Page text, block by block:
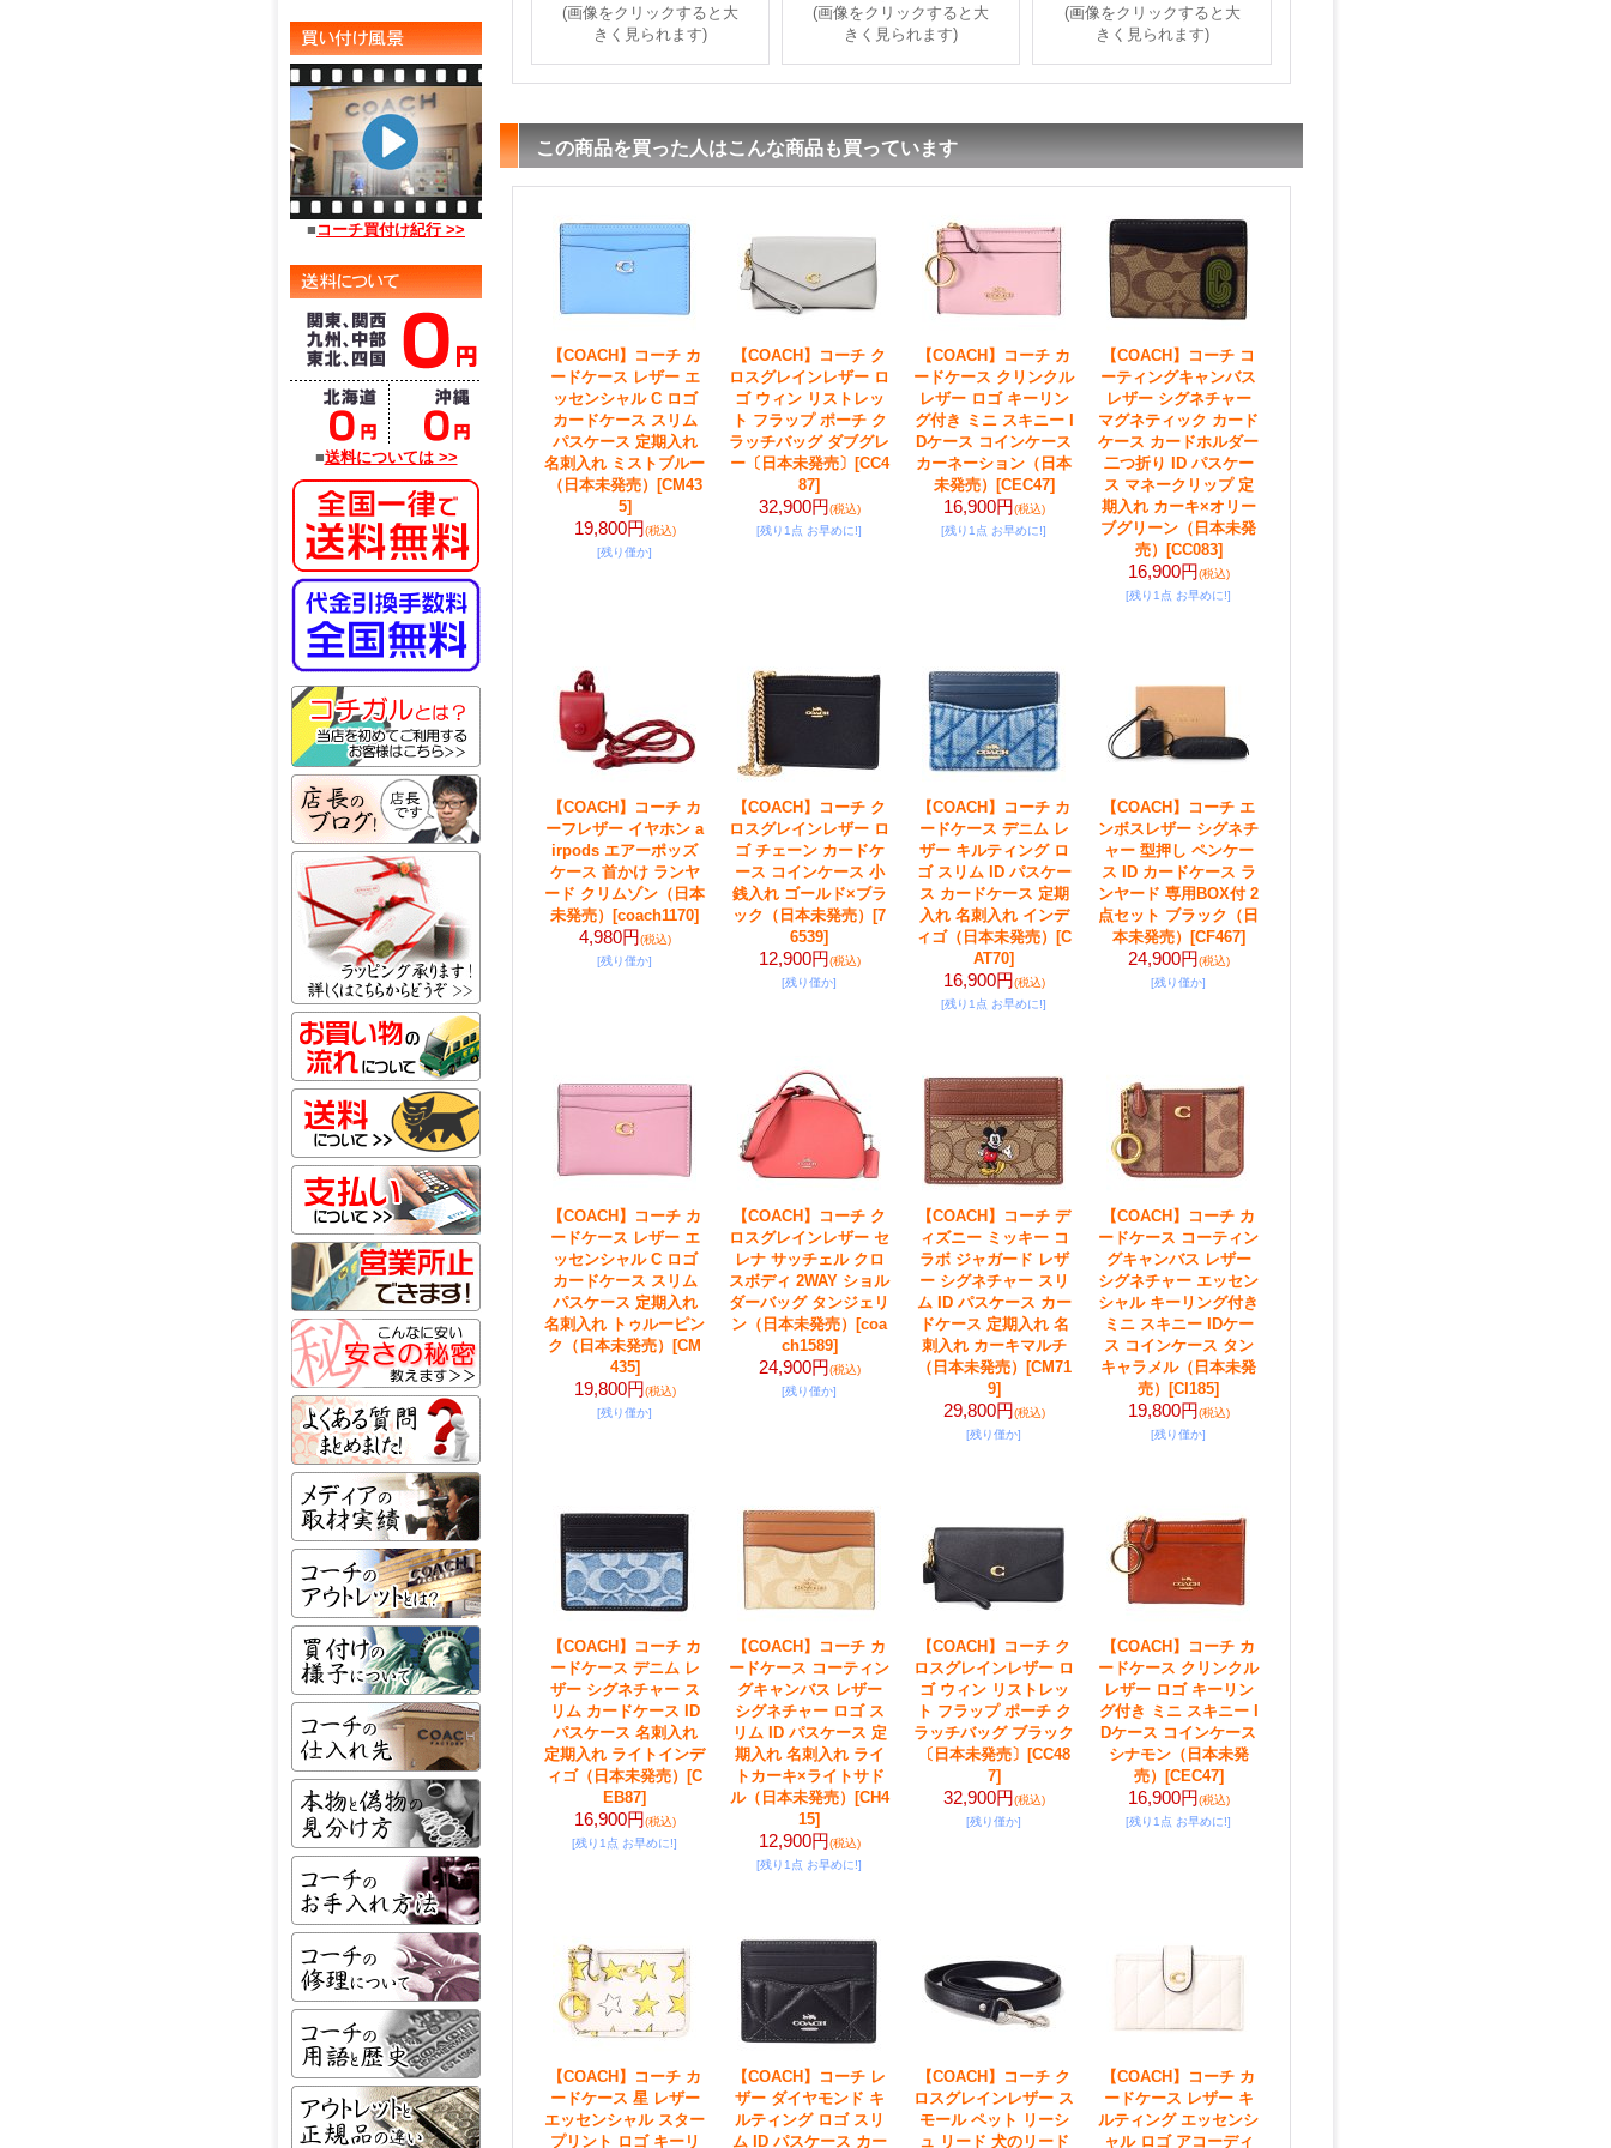
■ コーチ買付け紀行 >>
■送料については >>
(画像をクリックすると大
きく見られます)
(画像をクリックすると大
きく見られます)
(画像をクリックすると大
きく見られます)
この商品を買った人はこんな商品も買っています
【COACH】コーチ カ
ードケース レザー エ
ッセンシャル C ロゴ
カードケース スリム
パスケース 定期入れ
名刺入れ ミストブルー
（日本未発売）
[CM43
5]
19,800円(税込)
[残り僅か]
【COACH】コーチ ク
ロスグレインレザー ロ
ゴ ウィン リストレッ
ト フラップ ポーチ ク
ラッチバッグ ダブグレ
ー〔日本未発売〕 [CC4
87]
32,900円(税込)
[残り1点 お早めに!]
【COACH】コーチ カ
ードケース クリンクル
レザー ロゴ キーリン
グ付き ミニ スキニー I
Dケース コインケース
カーネーション（日本
未発売）
[CEC47]
16,900円(税込)
[残り1点 お早めに!]
【COACH】コーチ コ
ーティングキャンバス
レザー シグネチャー
マグネティック カード
ケース カードホルダー
二つ折り ID パスケー
ス マネークリップ 定
期入れ カーキ×オリー
ブグリーン（日本未発
売）
[CC083]
16,900円(税込)
[残り1点 お早めに!]
【COACH】コーチ カ
ーフレザー イヤホン a
irpods エアーポッズ
ケース 首かけ ランヤ
ード クリムゾン（日本
未発売）
[coach1170]
4,980円(税込)
[残り僅か]
【COACH】コーチ ク
ロスグレインレザー ロ
ゴ チェーン カードケ
ース コインケース 小
銭入れ ゴールド×ブラ
ック（日本未発売）
[7
6539]
12,900円(税込)
[残り僅か]
【COACH】コーチ カ
ードケース デニム レ
ザー キルティング ロ
ゴ スリム ID パスケー
ス カードケース 定期
入れ 名刺入れ インデ
ィゴ（日本未発売）
[C
AT70]
16,900円(税込)
[残り1点 お早めに!]
【COACH】コーチ エ
ンボスレザー シグネチ
ャー 型押し ペンケー
ス ID カードケース ラ
ンヤード 専用BOX付 2
点セット ブラック（日
本未発売）
[CF467]
24,900円(税込)
[残り僅か]
【COACH】コーチ カ
ードケース レザー エ
ッセンシャル C ロゴ
カードケース スリム
パスケース 定期入れ
名刺入れ トゥルーピン
ク（日本未発売）
[CM
435]
19,800円(税込)
[残り僅か]
【COACH】コーチ ク
ロスグレインレザー セ
レナ サッチェル クロ
スボディ 2WAY ショル
ダーバッグ タンジェリ
ン（日本未発売）
[coa
ch1589]
24,900円(税込)
[残り僅か]
【COACH】コーチ デ
ィズニー ミッキー コ
ラボ ジャガード レザ
ー シグネチャー スリ
ム ID パスケース カー
ドケース 定期入れ 名
刺入れ カーキマルチ
（日本未発売）
[CM71
9]
29,800円(税込)
[残り僅か]
【COACH】コーチ カ
ードケース コーティン
グキャンバス レザー
シグネチャー エッセン
シャル キーリング付き
ミニ スキニー IDケー
ス コインケース タン
キャラメル（日本未発
売）
[CI185]
19,800円(税込)
[残り僅か]
【COACH】コーチ カ
ードケース デニム レ
ザー シグネチャー ス
リム カードケース ID
パスケース 名刺入れ
定期入れ ライトインデ
ィゴ（日本未発売）
[C
EB87]
16,900円(税込)
[残り1点 お早めに!]
【COACH】コーチ カ
ードケース コーティン
グキャンバス レザー
シグネチャー ロゴ ス
リム ID パスケース 定
期入れ 名刺入れ ライ
トカーキ×ライトサド
ル（日本未発売）
[CH4
15]
12,900円(税込)
[残り1点 お早めに!]
【COACH】コーチ ク
ロスグレインレザー ロ
ゴ ウィン リストレッ
ト フラップ ポーチ ク
ラッチバッグ ブラック
〔日本未発売〕 [CC48
7]
32,900円(税込)
[残り僅か]
【COACH】コーチ カ
ードケース クリンクル
レザー ロゴ キーリン
グ付き ミニ スキニー I
Dケース コインケース
シナモン（日本未発
売）
[CEC47]
16,900円(税込)
[残り1点 お早めに!]
【COACH】コーチ カ
ードケース 星 レザー
エッセンシャル スター
プリント ロゴ キーリ
【COACH】コーチ レ
ザー ダイヤモンド キ
ルティング ロゴ スリ
ム ID パスケース カー
【COACH】コーチ ク
ロスグレインレザー ス
モール ペット リーシ
ュ リード 犬のリード
【COACH】コーチ カ
ードケース レザー キ
ルティング エッセンシ
ャル ロゴ アコーディ